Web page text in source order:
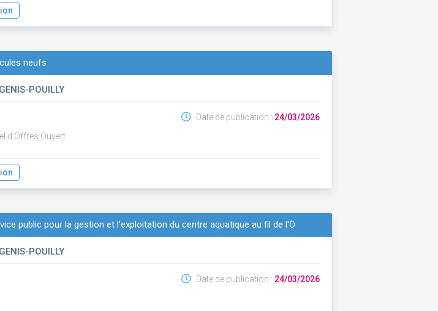
neufs
POUILLY
d'Offres Ouvert
Date de publication : 24/03/2026
public pour la gestion et l'exploitation du centre aquatique au fil de l'Ô
POUILLY
Date de publication : 24/03/2026